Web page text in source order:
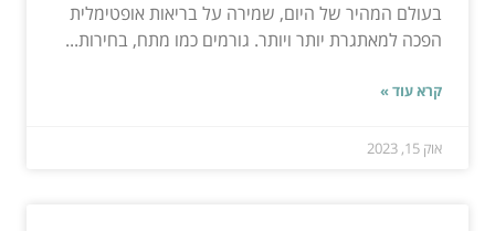
בעולם המהיר של היום, שמירה על בריאות אופטימלית
הפכה למאתגרת יותר ויותר. גורמים כמו מתח, בחירות...
קרא עוד »
אוק 15, 2023